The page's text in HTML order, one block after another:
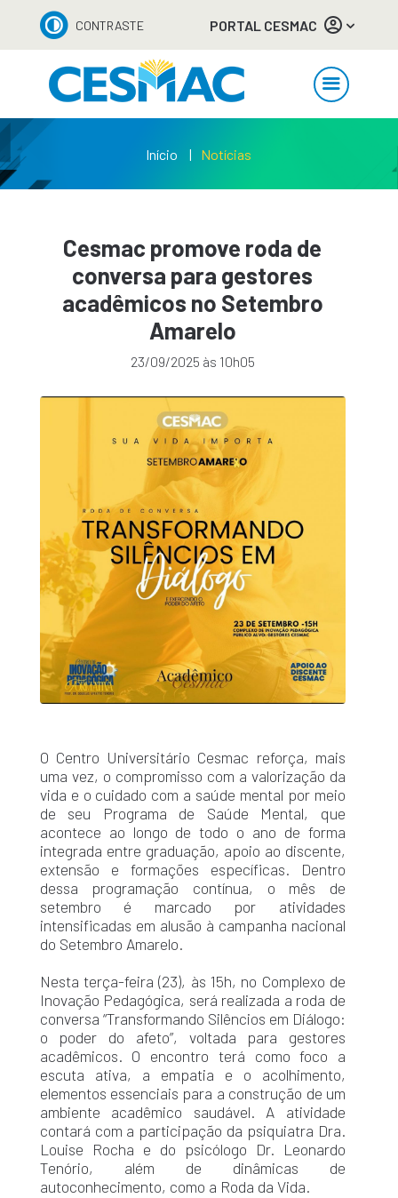
CONTRASTE PORTAL CESMAC
Início Notícias
Cesmac promove roda de
conversa para gestores
acadêmicos no Setembro
Amarelo
23/09/2025 às 10h05
O Centro Universitário Cesmac reforça, mais
uma vez, o compromisso com a valorização da
vida e o cuidado com a saúde mental por meio
de seu Programa de Saúde Mental, que
acontece ao longo de todo o ano de forma
integrada entre graduação, apoio ao discente,
extensão e formações específicas. Dentro
dessa programação contínua, o mês de
setembro é marcado por atividades
intensificadas em alusão à campanha nacional
do Setembro Amarelo.
Nesta terça-feira (23), às 15h, no Complexo de
Inovação Pedagógica, será realizada a roda de
conversa “Transformando Silêncios em Diálogo:
o poder do afeto”, voltada para gestores
acadêmicos. O encontro terá como foco a
escuta ativa, a empatia e o acolhimento,
elementos essenciais para a construção de um
ambiente acadêmico saudável. A atividade
contará com a participação da psiquiatra Dra.
Louise Rocha e do psicólogo Dr. Leonardo
Tenório, além de dinâmicas de
autoconhecimento, como a Roda da Vida.